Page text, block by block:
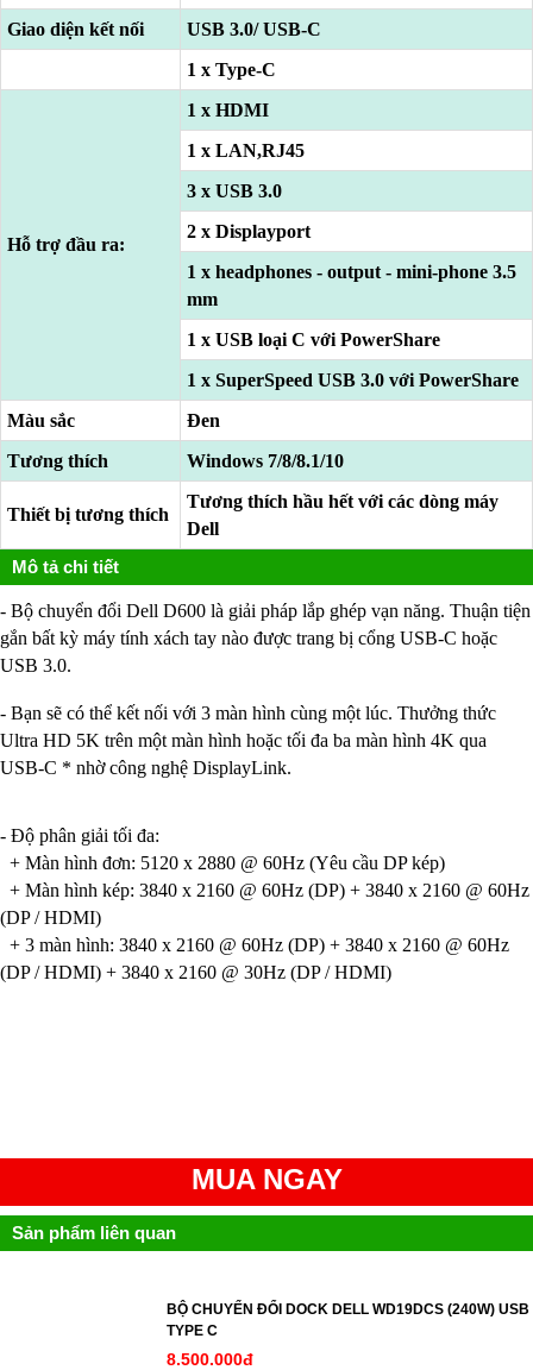
Giao diện kết nối
USB 3.0/ USB-C
1 x Type-C
Hỗ trợ đầu ra:
1 x HDMI
1 x LAN,RJ45
3 x USB 3.0
2 x Displayport
1 x headphones - output - mini-phone 3.5
mm
1 x USB loại C với PowerShare
1 x SuperSpeed ​​USB 3.0 với PowerShare
Màu sắc
Đen
Tương thích
Windows 7/8/8.1/10
Thiết bị tương thích
Tương thích hầu hết với các dòng máy
Dell
Mô tả chi tiết
- Bộ chuyển đổi Dell D600 là giải pháp lắp ghép vạn năng. Thuận tiện
gắn bất kỳ máy tính xách tay nào được trang bị cổng USB-C hoặc
USB 3.0.
- Bạn sẽ có thể kết nối với 3 màn hình cùng một lúc. Thưởng thức
Ultra HD 5K trên một màn hình hoặc tối đa ba màn hình 4K qua
USB-C * nhờ công nghệ DisplayLink.
- Độ phân giải tối đa:
+ Màn hình đơn: 5120 x 2880 @ 60Hz (Yêu cầu DP kép)
+ Màn hình kép: 3840 x 2160 @ 60Hz (DP) + 3840 x 2160 @ 60Hz
(DP / HDMI)
+ 3 màn hình: 3840 x 2160 @ 60Hz (DP) + 3840 x 2160 @ 60Hz
(DP / HDMI) + 3840 x 2160 @ 30Hz (DP / HDMI)
MUA NGAY
Sản phẩm liên quan
BỘ CHUYỂN ĐỔI DOCK DELL WD19DCS (240W) USB
TYPE C
8.500.000đ